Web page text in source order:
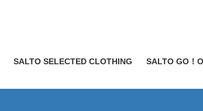
SALTO SELECTED CLOTHING SALTO GO！